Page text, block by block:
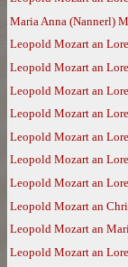
Maria Anna (Nannerl)
Leopold Mozart an
Leopold Mozart an
Leopold Mozart an
Leopold Mozart an
Leopold Mozart an
Leopold Mozart an
Leopold Mozart an
Leopold Mozart an
Leopold Mozart an
Leopold Mozart an